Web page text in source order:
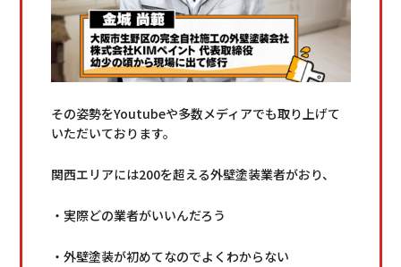
その姿勢をYoutubeや多数メディアでも取り上げて
いただいております。
関西エリアには200を超える外壁塗装業者がおり、
・実際どの業者がいいんだろう
・外壁塗装が初めてなのでよくわからない